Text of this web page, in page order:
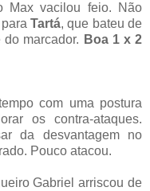
Max vacilou feio. Não
Tartá, que bateu de
marcador. Boa 1 x 2
com uma postura
os contra-ataques.
da desvantagem no
Pouco atacou.
Gabriel arriscou de